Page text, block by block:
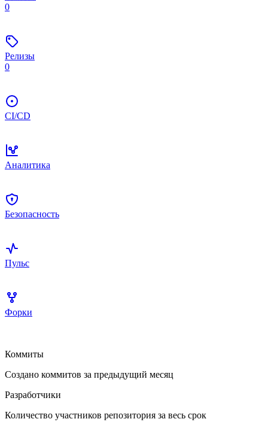
0
Релизы
0
CI/CD
Аналитика
Безопасность
Пульс
Форки
Коммиты
Создано коммитов за предыдущий месяц
Разработчики
Количество участников репозитория за весь срок